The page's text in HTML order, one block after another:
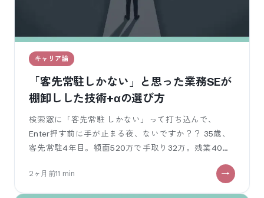
キャリア論
「客先常駐しかない」と思った業務SEが
棚卸しした技術+αの選び方
検索窓に「客先常駐 しかない」って打ち込んで、
Enter押す前に手が止まる夜、ないですか？？ 35歳、
客先常駐4年目。額面520万で手取り32万。残業40〜
2ヶ月前11 min